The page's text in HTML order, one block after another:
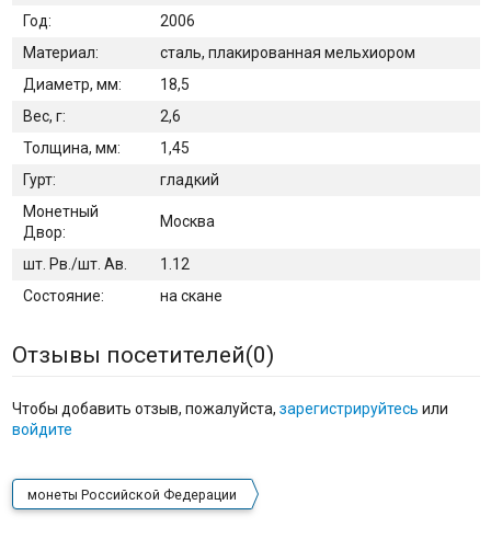
Год:
2006
Материал:
сталь, плакированная мельхиором
Диаметр, мм:
18,5
Вес, г:
2,6
Толщина, мм:
1,45
Гурт:
гладкий
Монетный
Двор:
Москва
шт. Рв./шт. Ав.
1.12
Состояние:
на скане
Отзывы посетителей(0)
Чтобы добавить отзыв, пожалуйста, зарегистрируйтесь или
войдите
монеты Российской Федерации